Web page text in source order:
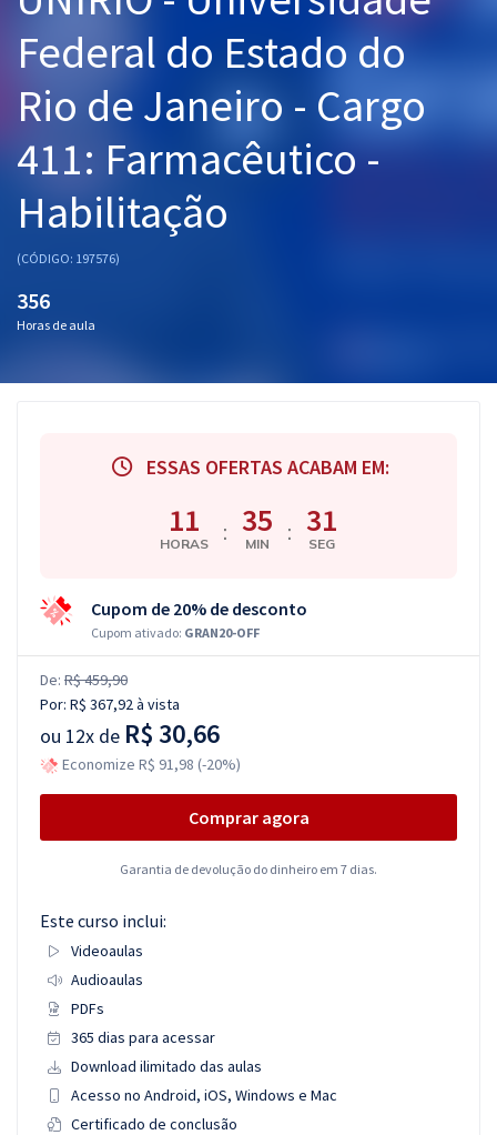
Graduação
OAB
Mentorias
Questões grátis
Blog
Federal do Estado do
Rio de Janeiro - Cargo
411: Farmacêutico -
Habilitação
(CÓDIGO: 197576)
356
Horas de aula
ESSAS OFERTAS ACABAM EM:
11
HORAS : 35
MIN : 30
SEG
Cupom de 20% de desconto
Cupom ativado: GRAN20-OFF
De: R$ 459,90
Por: R$ 367,92à vista
ou 12x de R$ 30,66
Economize R$ 91,98 (-20%)
Comprar agora
Garantia de devolução do dinheiro em 7 dias.
Este curso inclui:
Videoaulas
Audioaulas
PDFs
365 dias para acessar
Download ilimitado das aulas
Acesso no Android, iOS, Windows e Mac
Certificado de conclusão